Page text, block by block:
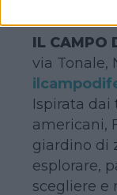
IL CAMPO
via Tonale,
Ispirata
americani,
giardino di
esplorare,
scegliere e